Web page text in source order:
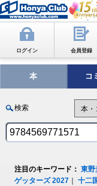
ログイン 会員登録
本 コ
検索
注目のキーワード： 東野
ゲッターズ 2027 ｜十二